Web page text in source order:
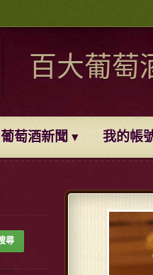
百大葡萄
葡萄酒新聞 我的帳